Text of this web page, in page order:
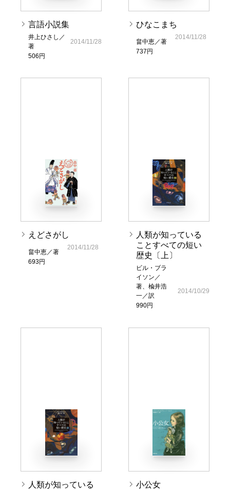
言語小説集
井上ひさし／
著
506円
2014/11/28
ひなこまち
畠中恵／著
737円
2014/11/28
えどさがし
畠中恵／著
693円
2014/11/28
人類が知っている
ことすべての短い
歴史〔上〕
ビル・ブラ
イソン／
著、楡井浩
一／訳
990円
2014/10/29
人類が知っている
小公女